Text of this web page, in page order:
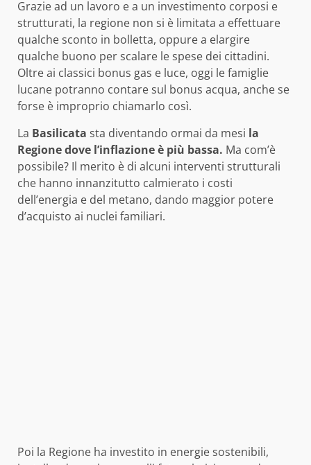
Grazie ad un lavoro e a un investimento corposi e
strutturati, la regione non si è limitata a effettuare
qualche sconto in bolletta, oppure a elargire
qualche buono per scalare le spese dei cittadini.
Oltre ai classici bonus gas e luce, oggi le famiglie
lucane potranno contare sul bonus acqua, anche se
forse è improprio chiamarlo così.
La Basilicata sta diventando ormai da mesi la
Regione dove l’inflazione è più bassa. Ma com’è
possibile? Il merito è di alcuni interventi strutturali
che hanno innanzitutto calmierato i costi
dell’energia e del metano, dando maggior potere
d’acquisto ai nuclei familiari.
Poi la Regione ha investito in energie sostenibili,